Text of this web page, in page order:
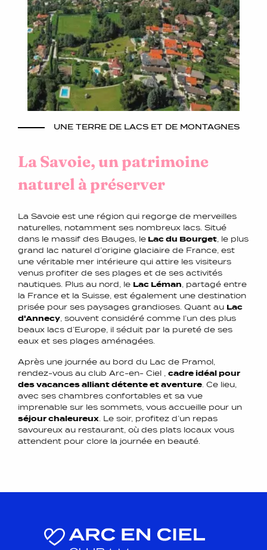
UNE TERRE DE LACS ET DE MONTAGNES
La Savoie, un patrimoine
naturel à préserver
La Savoie est une région qui regorge de merveilles
naturelles, notamment ses nombreux lacs. Situé
dans le massif des Bauges, le Lac du Bourget, le plus
grand lac naturel d’origine glaciaire de France, est
une véritable mer intérieure qui attire les visiteurs
venus profiter de ses plages et de ses activités
nautiques. Plus au nord, le Lac Léman, partagé entre
la France et la Suisse, est également une destination
prisée pour ses paysages grandioses. Quant au Lac
d'Annecy, souvent considéré comme l’un des plus
beaux lacs d’Europe, il séduit par la pureté de ses
eaux et ses plages aménagées.
Après une journée au bord du Lac de Pramol,
rendez-vous au club Arc-en- Ciel , cadre idéal pour
des vacances alliant détente et aventure. Ce lieu,
avec ses chambres confortables et sa vue
imprenable sur les sommets, vous accueille pour un
séjour chaleureux. Le soir, profitez d’un repas
savoureux au restaurant, où des plats locaux vous
attendent pour clore la journée en beauté.